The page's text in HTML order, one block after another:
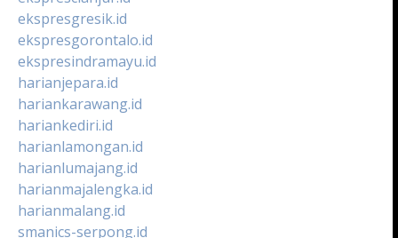
ekspresgresik.id
ekspresgorontalo.id
ekspresindramayu.id
harianjepara.id
hariankarawang.id
hariankediri.id
harianlamongan.id
harianlumajang.id
harianmajalengka.id
harianmalang.id
smanics-serpong.id